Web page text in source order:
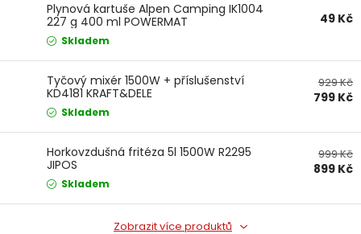
Ochranné pomůcky
Fotovoltaika
Výprodej
Značky
Plynová kartuše Alpen Camping IK1004
227 g 400 ml POWERMAT
49 Kč
Skladem
Tyčový mixér 1500W + příslušenství
KD4181 KRAFT&DELE
929 Kč
799 Kč
Skladem
Horkovzdušná fritéza 5l 1500W R2295
JIPOS
999 Kč
899 Kč
Skladem
Zobrazit více produktů